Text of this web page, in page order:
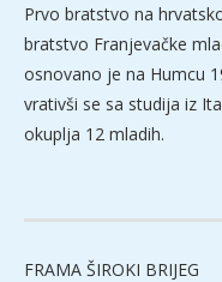
Prvo bratstvo na
bratstvo Franjevačke
osnovano je na Humcu
vrativši se sa studija iz
okuplja 12 mladih.
FRAMA ŠIROKI BRIJEG